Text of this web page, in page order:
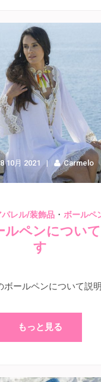
10月 2021 Carmelo
レル/装飾品 ・ ボールペ
ルペンについ
す
ボールペンについて説
もっと見る